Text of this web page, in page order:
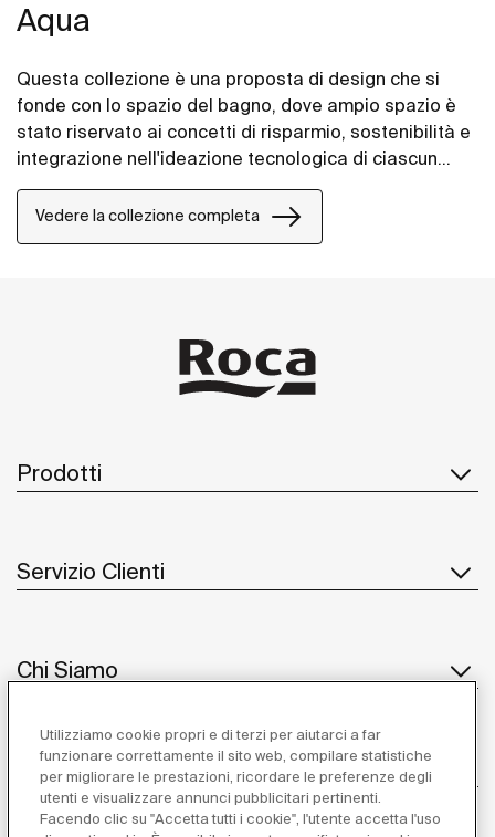
Aqua
Questa collezione è una proposta di design che si
fonde con lo spazio del bagno, dove ampio spazio è
stato riservato ai concetti di risparmio, sostenibilità e
integrazione nell'ideazione tecnologica di ciascun
Vedere la collezione completa
Prodotti
Servizio Clienti
Chi Siamo
Ispirazione
Seguiteci
Utilizziamo cookie propri e di terzi per aiutarci a far
funzionare correttamente il sito web, compilare statistiche
per migliorare le prestazioni, ricordare le preferenze degli
utenti e visualizzare annunci pubblicitari pertinenti.
Facendo clic su "Accetta tutti i cookie", l'utente accetta l'uso